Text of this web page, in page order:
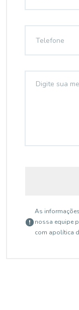
As
nossa equipe
com apolítica